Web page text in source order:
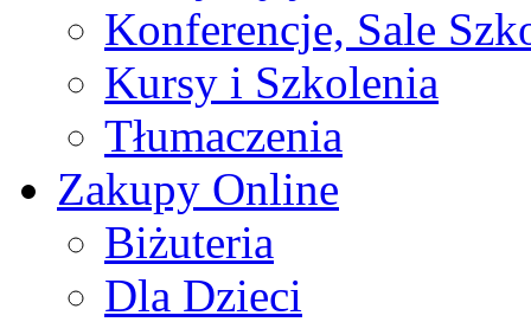
Konferencje, Sale
Kursy i Szkolenia
Tłumaczenia
Zakupy Online
Biżuteria
Dla Dzieci